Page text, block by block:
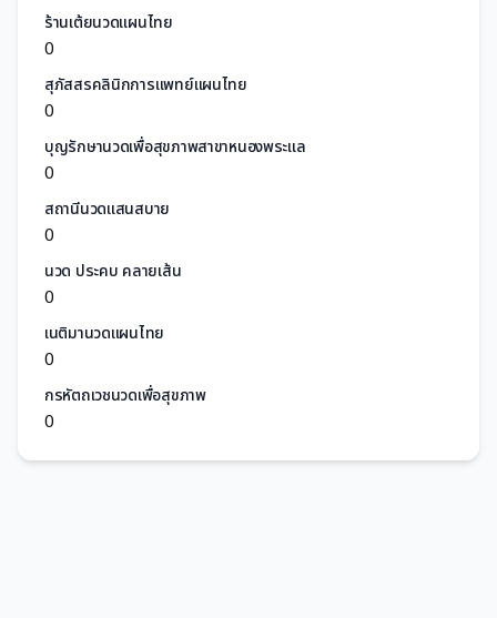
ร้านเต้ยนวดแผนไทย
0
สุภัสสรคลินิกการแพทย์แผนไทย
0
บุญรักษานวดเพื่อสุขภาพสาขาหนองพระแล
0
สถานีนวดแสนสบาย
0
นวด ประคบ คลายเส้น
0
เนติมานวดแผนไทย
0
กรหัตถเวชนวดเพื่อสุขภาพ
0